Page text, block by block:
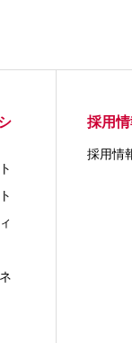
採用
採用情